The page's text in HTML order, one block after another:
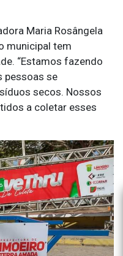
Maria Rosângela
municipal tem
“Estamos fazendo
pessoas se
secos. Nossos
a coletar esses